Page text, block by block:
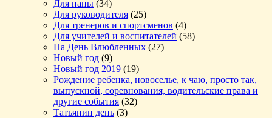
Для папы (34)
Для руководителя (25)
Для тренеров и спортсменов (4)
Для учителей и воспитателей (58)
На День Влюбленных (27)
Новый год (9)
Новый год 2019 (19)
Рождение ребенка, новоселье, к чаю, просто так,
выпускной, соревнования, водительские права и
другие события (32)
Татьянин день (3)